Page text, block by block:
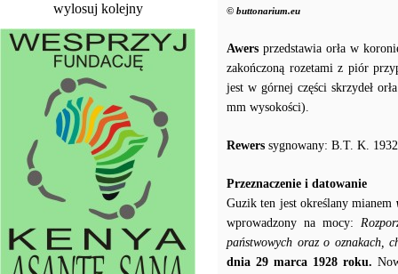
wylosuj kolejny © buttonarium.eu
Awers przedstawia orła w
zakończoną rozetami z piór
jest w górnej części skrzydeł
mm wysokości).
Rewers sygnowany: B.T. K.
Przeznaczenie i datowanie
Guzik ten jest określany mianem
wprowadzony na mocy:
państwowych oraz o oznakach,
dnia 29 marca 1928 roku.